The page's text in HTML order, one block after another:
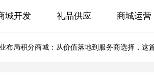
城开发 礼品供应 商城运营
布局积分商城：从价值落地到服务商选择，这